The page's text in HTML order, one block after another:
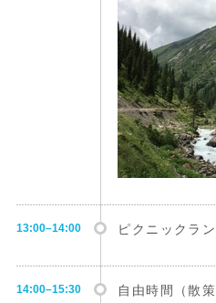
13:00–14:00 ピクニックラ
14:00–15:30 自由時間（散